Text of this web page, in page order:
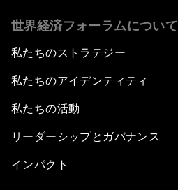
世界経済フォーラムについて
私たちのストラテジー
私たちのアイデンティティ
私たちの活動
リーダーシップとガバナンス
インパクト